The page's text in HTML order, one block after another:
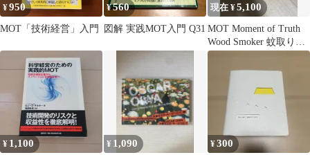
¥950
MOT「技術経営」入門
¥560
図解 実践MOT入門 Q31
現在 ¥5,100
MOT Moment of Truth
Wood Smoker 蚊取り線
香
¥ 1,100 ¥ 1,090 ¥300